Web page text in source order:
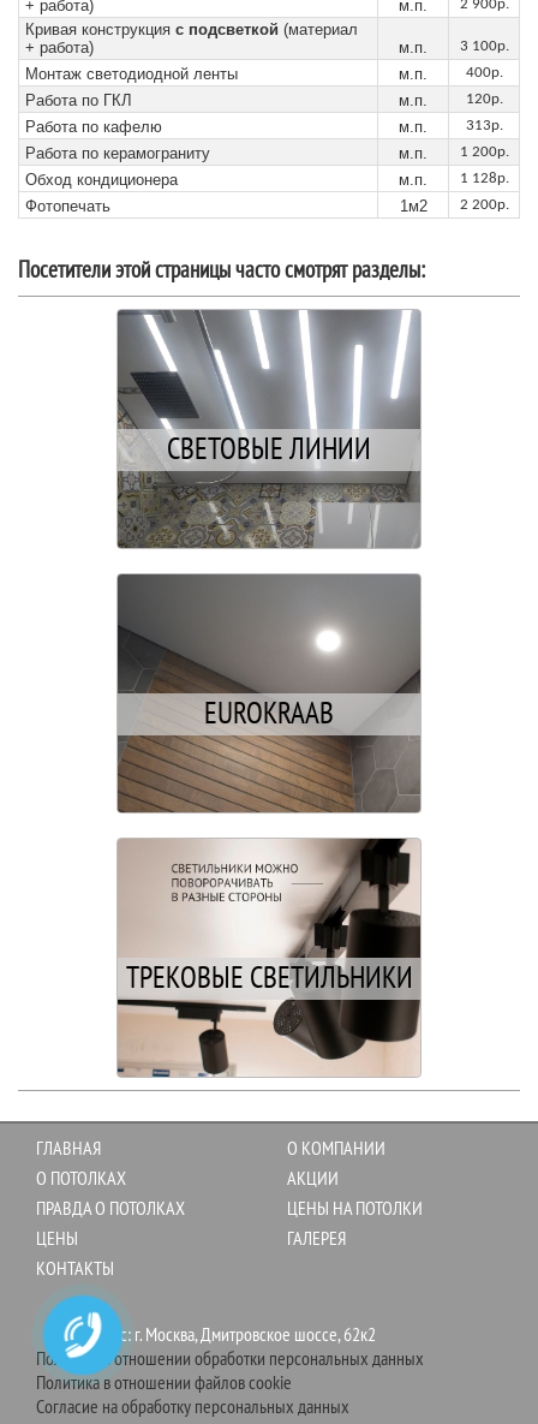
+ работа)
м.п. 2 900р.
Кривая конструкция с подсветкой (материал
+ работа)
м.п. 3 100р.
Монтаж светодиодной ленты м.п. 400р.
Работа по ГКЛ м.п. 120р.
Работа по кафелю м.п. 313р.
Работа по керамограниту м.п. 1 200р.
Обход кондиционера м.п. 1 128р.
Фотопечать 1м2 2 200р.
Посетители этой страницы часто смотрят разделы:
СВЕТОВЫЕ ЛИНИИ
EUROKRAAB
ТРЕКОВЫЕ СВЕТИЛЬНИКИ
ГЛАВНАЯ
О КОМПАНИИ
О ПОТОЛКАХ
АКЦИИ
ПРАВДА О ПОТОЛКАХ
ЦЕНЫ НА ПОТОЛКИ
ЦЕНЫ
ГАЛЕРЕЯ
КОНТАКТЫ
Адрес: г. Москва, Дмитровское шоссе, 62к2
Политика в отношении обработки персональных данных
Политика в отношении файлов cookie
Согласие на обработку персональных данных